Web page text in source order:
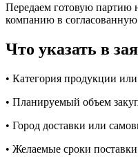
Передаем готовую партию
компанию в согласованную
Что указать в
• Категория продукции
• Планируемый объем
• Город доставки или
• Желаемые сроки поставки